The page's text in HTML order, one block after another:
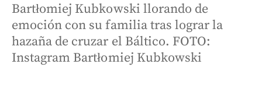
Bartłomiej Kubkowski llorando de
emoción con su familia tras lograr la
hazaña de cruzar el Báltico. FOTO:
Instagram Bartłomiej Kubkowski